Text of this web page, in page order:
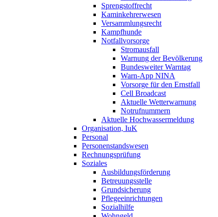
Sprengstoffrecht
Kaminkehrerwesen
Versammlungsrecht
Kampfhunde
Notfallvorsorge
Stromausfall
Warnung der Bevölkerung
Bundesweiter Warntag
Warn-App NINA
Vorsorge für den Ernstfall
Cell Broadcast
Aktuelle Wetterwarnung
Notrufnummern
Aktuelle Hochwassermeldung
Organisation, IuK
Personal
Personenstandswesen
Rechnungsprüfung
Soziales
Ausbildungsförderung
Betreuungsstelle
Grundsicherung
Pflegeeinrichtungen
Sozialhilfe